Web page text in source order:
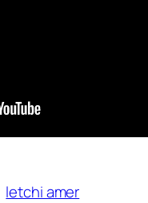
letchi amer